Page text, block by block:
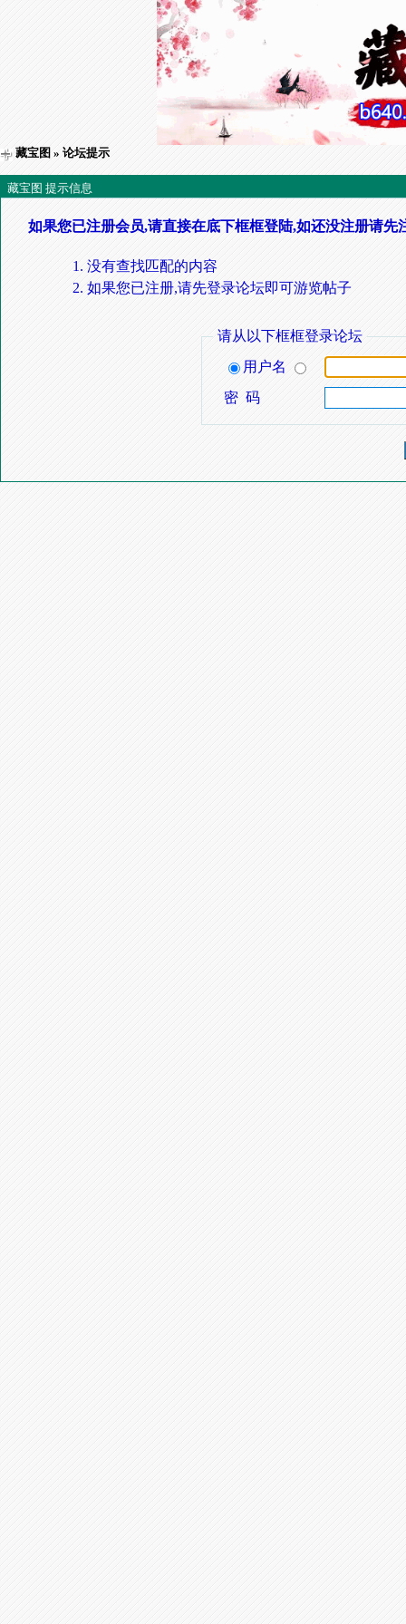
藏宝图 » 论坛提示
藏宝图 提示信息
如果您已注册会员,请直接在底下框框登陆,如还没注册请先
没有查找匹配的内容
如果您已注册,请先登录论坛即可游览帖子
请从以下框框登录论坛
用户名
密 码